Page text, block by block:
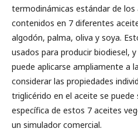
termodinámicas estándar de los
contenidos en 7 diferentes
algodón, palma, oliva y soya.
usados para producir biodiesel,
puede aplicarse ampliamente a
considerar las propiedades
triglicérido en el aceite se puede
específica de estos 7 aceites
un simulador comercial.